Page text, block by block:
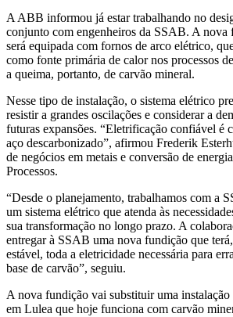
A ABB informou já estar trabalhando no
conjunto com engenheiros da SSAB. A nova
será equipada com fornos de arco elétrico,
como fonte primária de calor nos processos
a queima, portanto, de carvão mineral.
Nesse tipo de instalação, o sistema elétrico
resistir a grandes oscilações e considerar a
futuras expansões. “Eletrificação confiável é
aço descarbonizado”, afirmou Frederik
de negócios em metais e conversão de
Processos.
“Desde o planejamento, trabalhamos com a
um sistema elétrico que atenda às
sua transformação no longo prazo. A
entregar à SSAB uma nova fundição que
estável, toda a eletricidade necessária para
base de carvão”, seguiu.
A nova fundição vai substituir uma
em Lulea que hoje funciona com carvão